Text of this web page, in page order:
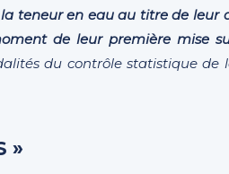
teneur en eau au titre de leur
de leur première mise
du contrôle statistique
»